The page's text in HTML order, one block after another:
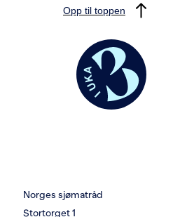
Norges sjømatråd
Stortorget 1
Opp til toppen